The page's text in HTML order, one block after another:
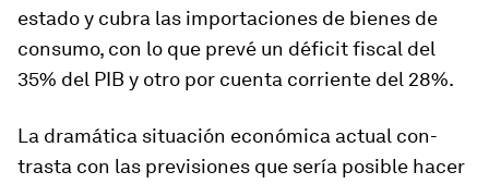
es­tado y cubra las im­por­ta­ciones de bienes de
con­sumo, con lo que prevé un dé­ficit fiscal del
35% del PIB y otro por cuenta co­rriente del 28%.
La dra­má­tica si­tua­ción eco­nó­mica ac­tual con­
trasta con las pre­vi­siones que sería po­sible hacer